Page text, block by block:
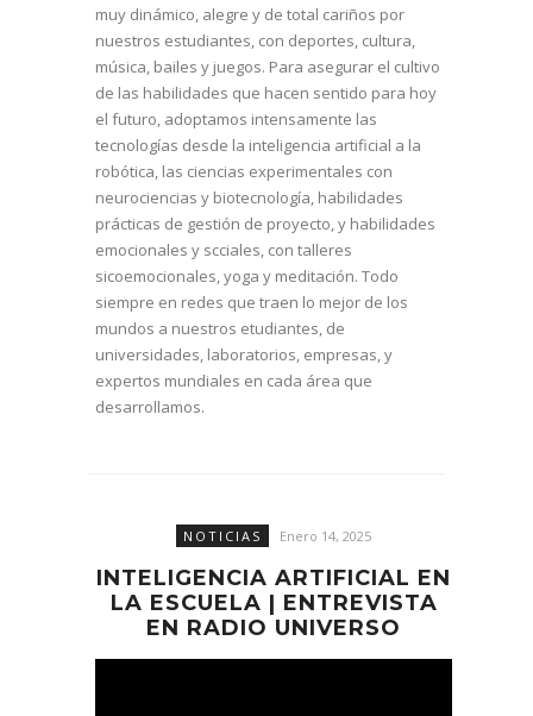
muy dinámico, alegre y de total cariños por
nuestros estudiantes, con deportes, cultura,
música, bailes y juegos. Para asegurar el cultivo
de las habilidades que hacen sentido para hoy
el futuro, adoptamos intensamente las
tecnologías desde la inteligencia artificial a la
robótica, las ciencias experimentales con
neurociencias y biotecnología, habilidades
prácticas de gestión de proyecto, y habilidades
emocionales y scciales, con talleres
sicoemocionales, yoga y meditación. Todo
siempre en redes que traen lo mejor de los
mundos a nuestros etudiantes, de
universidades, laboratorios, empresas, y
expertos mundiales en cada área que
desarrollamos.
NOTICIAS Enero 14, 2025
INTELIGENCIA ARTIFICIAL EN
LA ESCUELA | ENTREVISTA
EN RADIO UNIVERSO